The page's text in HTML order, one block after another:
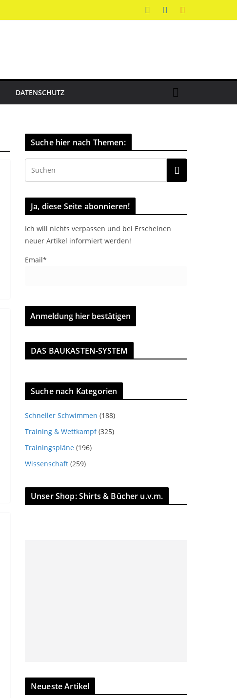
DATENSCHUTZ
Suche hier nach Themen:
Ja, diese Seite abonnieren!
Ich will nichts verpassen und bei Erscheinen
neuer Artikel informiert werden!
Email*
DAS BAUKASTEN-SYSTEM
Suche nach Kategorien
Schneller Schwimmen (188)
Training & Wettkampf(325)
Trainingspläne (196)
Wissenschaft (259)
Unser Shop: Shirts & Bücher u.v.m.
Neueste Artikel